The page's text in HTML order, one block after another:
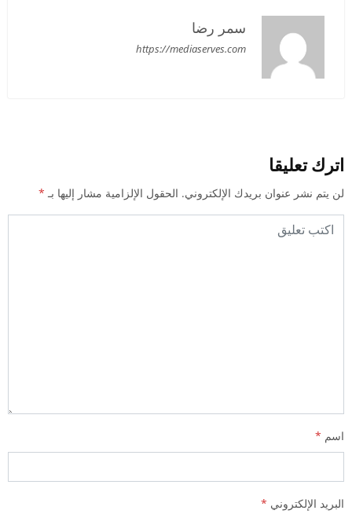
سمر رضا
https://mediaserves.com
اترك تعليقا
لن يتم نشر عنوان بريدك الإلكتروني. الحقول الإلزامية مشار إليها بـ *
اسم *
البريد الإلكتروني *